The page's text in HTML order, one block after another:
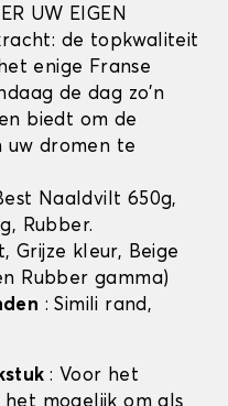
UW EIGEN
de topkwaliteit
enige Franse
de dag zo'n
biedt om de
uw dromen te
Naaldvilt 650g,
Rubber.
Grijze kleur, Beige
Rubber gamma)
: Simili rand,
: Voor het